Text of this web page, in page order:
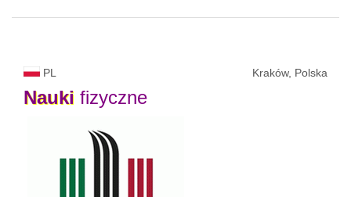
PL Kraków, Polska
Nauki fizyczne